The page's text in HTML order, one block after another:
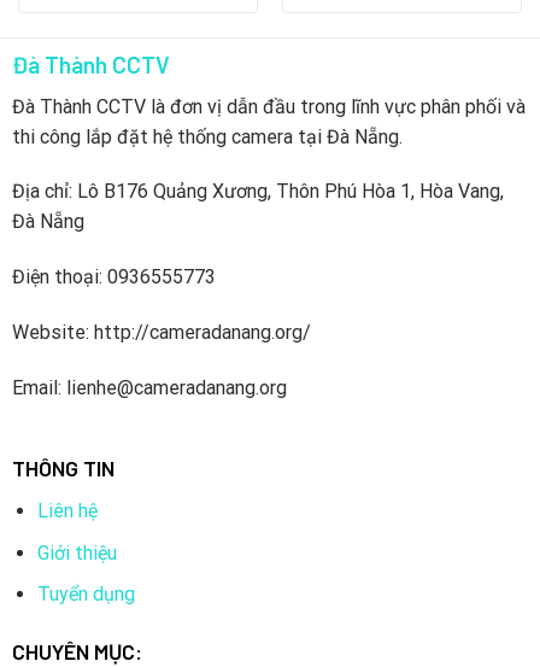
Đổi mới công nghệ: Năm 2002, Dahua là công ty Trung
Quốc đầu tiên ra mắt máy quay kỹ thuật số nhúng 8
kênh thời gian thực. Từ đó, Dahua đầu tư mạnh vào
Công ty sở hữu 4 viện nghiên cứu lớn và hơn 1700 bằng
ninh mạng và các công nghệ tiên tiến.
trời cố định DH-IPC-HDBW2230EP-S-S2
Đà Thành CCTV
Đà Thành CCTV là đơn vị dẫn đầu trong lĩnh vực phân phối và
thi công lắp đặt hệ thống camera tại Đà Nẵng.
Địa chỉ: Lô B176 Quảng Xương, Thôn Phú Hòa 1, Hòa Vang,
Đà Nẵng
Điện thoại: 0936555773
Website: http://cameradanang.org/
Email: lienhe@cameradanang.org
THÔNG TIN
Liên hệ
Giới thiệu
Tuyển dụng
CHUYÊN MỤC: